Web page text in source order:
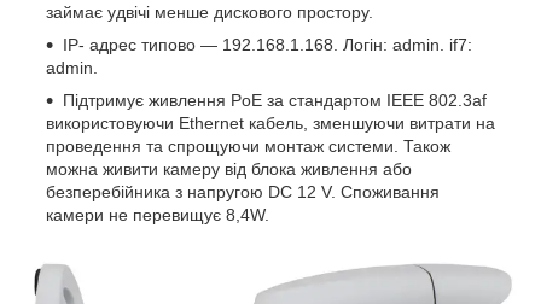
займає удвічі менше дискового простору.
IP- адрес типово — 192.168.1.168. Логін: admin. if7:
admin.
Підтримує живлення PoE за стандартом IEEE 802.3af
використовуючи Ethernet кабель, зменшуючи витрати на
проведення та спрощуючи монтаж системи. Також
можна живити камеру від блока живлення або
безперебійника з напругою DC 12 V. Споживання
камери не перевищує 8,4W.